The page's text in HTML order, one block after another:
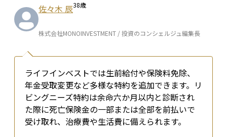
佐々木 辰38歳
株式会社MONOINVESTMENT / 投資のコンシェルジュ編集長
ライフインベストでは生前給付や保険料免除、
年金受取変更など多様な特約を追加できます。リ
ビングニーズ特約は余命六か月以内と診断され
た際に死亡保険金の一部または全部を前払いで
受け取れ、治療費や生活費に備えられます。